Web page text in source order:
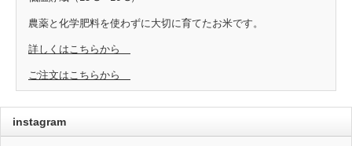
農薬と化学肥料を使わずに大切に育てたお米です。
詳しくはこちらから
ご注文はこちらから
instagram